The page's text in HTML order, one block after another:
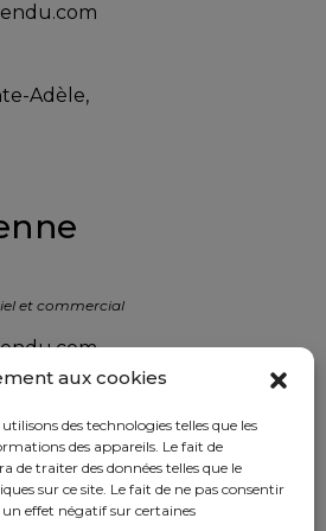
aux cookies
des technologies telles que les
des appareils. Le fait de
de traiter des données telles que le
sur ce site. Le fait de ne pas consentir
effet négatif sur certaines
Adèle,
et commercial
Adèle,